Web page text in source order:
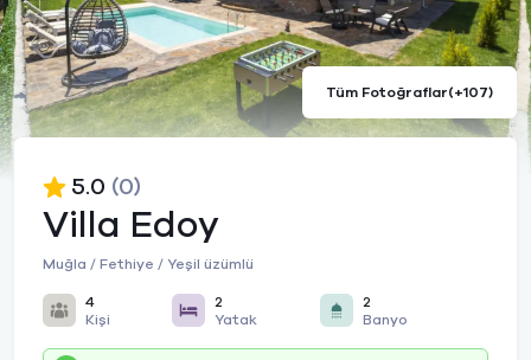
Tüm Fotoğraflar(+107)
Villa Edoy
Muğla / Fethiye / Yeşil üzümlü
5.0 (0)
4
Kişi
2
Yatak
2
Banyo